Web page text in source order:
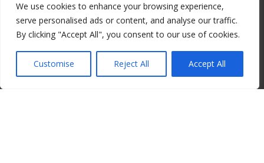
We use cookies to enhance your browsing experience,
serve personalised ads or content, and analyse our traffic.
By clicking "Accept All", you consent to our use of cookies.
Customise Reject All Accept All
© 2008-2026 ALBORE JAZZ JP. ALL RIGHTS RESERVED. IPI:
00820260776
imports. Low-value shipments will be
subject to a €3 customs duty per
declaration line.
read more